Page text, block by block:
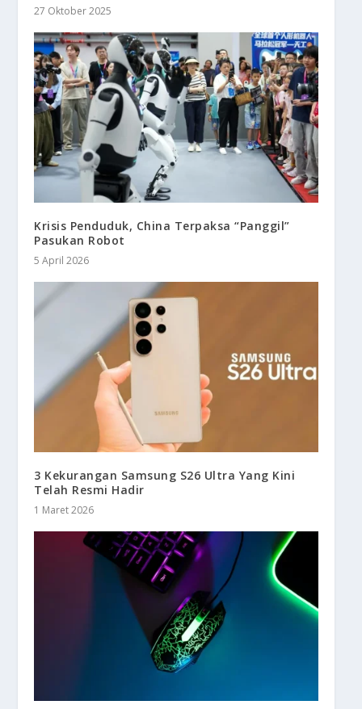
27 Oktober 2025
Krisis Penduduk, China Terpaksa “Panggil”
Pasukan Robot
5 April 2026
3 Kekurangan Samsung S26 Ultra Yang Kini
Telah Resmi Hadir
1 Maret 2026